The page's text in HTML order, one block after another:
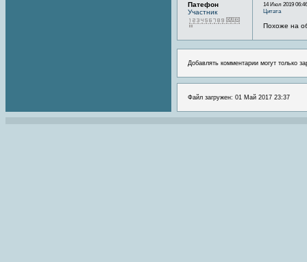
Патефон
Участник
14 Июл 2019 06:46
Цитата
Похоже на
Добавлять комментарии могут только
Файл загружен: 01 Май 2017 23:37